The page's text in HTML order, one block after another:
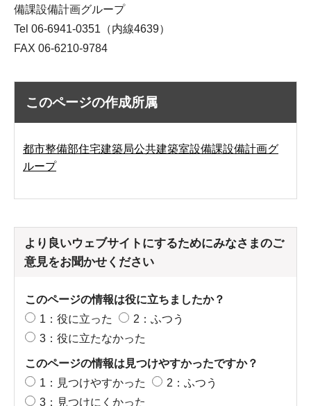
備課設備計画グループ
Tel 06-6941-0351（内線4639）
FAX 06-6210-9784
このページの作成所属
都市整備部住宅建築局公共建築室設備課設備計画グ
ループ
より良いウェブサイトにするためにみなさまのご
意見をお聞かせください
このページの情報は役に立ちましたか？
1：役に立った
2：ふつう
3：役に立たなかった
このページの情報は見つけやすかったですか？
1：見つけやすかった
2：ふつう
3：見つけにくかった